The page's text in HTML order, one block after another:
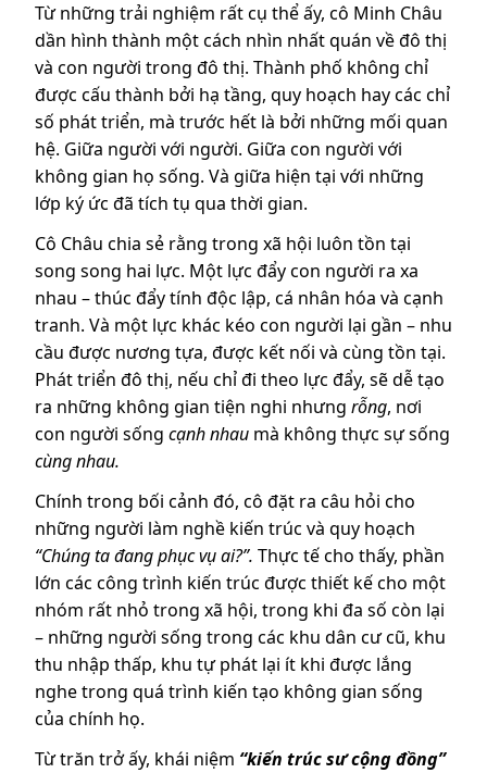
Từ những trải nghiệm rất cụ thể ấy, cô Minh Châu
dần hình thành một cách nhìn nhất quán về đô thị
và con người trong đô thị. Thành phố không chỉ
được cấu thành bởi hạ tầng, quy hoạch hay các chỉ
số phát triển, mà trước hết là bởi những mối quan
hệ. Giữa người với người. Giữa con người với
không gian họ sống. Và giữa hiện tại với những
lớp ký ức đã tích tụ qua thời gian.
Cô Châu chia sẻ rằng trong xã hội luôn tồn tại
song song hai lực. Một lực đẩy con người ra xa
nhau – thúc đẩy tính độc lập, cá nhân hóa và cạnh
tranh. Và một lực khác kéo con người lại gần – nhu
cầu được nương tựa, được kết nối và cùng tồn tại.
Phát triển đô thị, nếu chỉ đi theo lực đẩy, sẽ dễ tạo
ra những không gian tiện nghi nhưng rỗng, nơi
con người sống cạnh nhau mà không thực sự sống
cùng nhau.
Chính trong bối cảnh đó, cô đặt ra câu hỏi cho
những người làm nghề kiến trúc và quy hoạch
“Chúng ta đang phục vụ ai?”. Thực tế cho thấy, phần
lớn các công trình kiến trúc được thiết kế cho một
nhóm rất nhỏ trong xã hội, trong khi đa số còn lại
– những người sống trong các khu dân cư cũ, khu
thu nhập thấp, khu tự phát lại ít khi được lắng
nghe trong quá trình kiến tạo không gian sống
của chính họ.
Từ trăn trở ấy, khái niệm “kiến trúc sư cộng đồng”